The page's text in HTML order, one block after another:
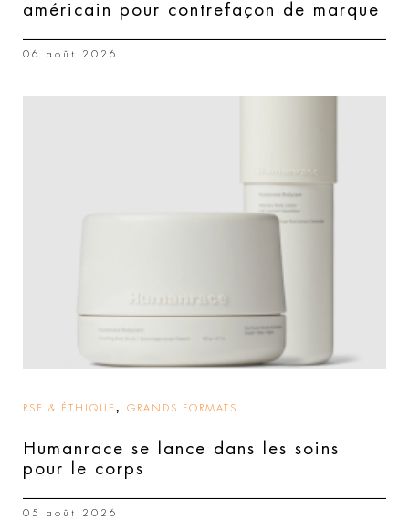
américain pour contrefaçon de marque
06 août 2026
RSE & ÉTHIQUE , GRANDS FORMATS
Humanrace se lance dans les soins
pour le corps
05 août 2026